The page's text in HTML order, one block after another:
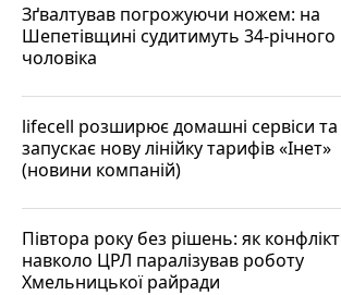
Зґвалтував погрожуючи ножем: на
Шепетівщині судитимуть 34-річного
чоловіка
lifecell розширює домашні сервіси та
запускає нову лінійку тарифів «Інет»
(новини компаній)
Півтора року без рішень: як конфлікт
навколо ЦРЛ паралізував роботу
Хмельницької райради